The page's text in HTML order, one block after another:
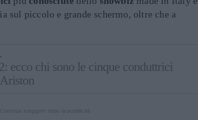
sul piccolo e grande schermo, oltre che a
ecco chi sono le cinque conduttrici